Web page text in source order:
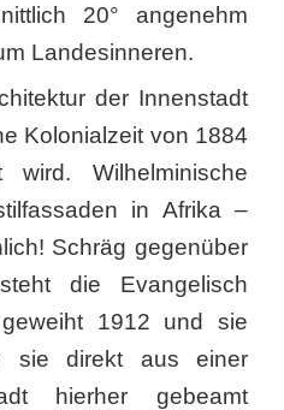
20° angenehm
Landesinneren.
der Innenstadt
Kolonialzeit von 1884
Wilhelminische
in Afrika –
Schräg gegenüber
die Evangelisch
1912 und sie
sie direkt aus einer
hierher gebeamt